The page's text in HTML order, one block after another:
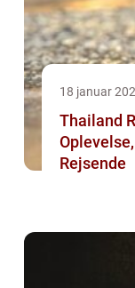
18 januar
Thailand
Rejsende